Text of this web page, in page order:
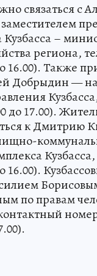
связаться с
Кузбасса –
региона,
16.00). Также
Добрыдин —
до 17.00).
к Дмитрию
Кузбасса,
16.00).
по правам